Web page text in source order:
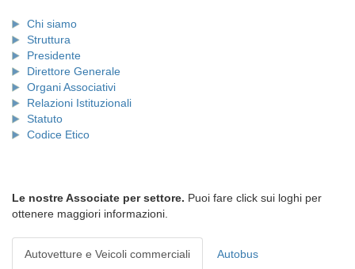
Chi siamo
Struttura
Presidente
Direttore Generale
Organi Associativi
Relazioni Istituzionali
Statuto
Codice Etico
Le nostre Associate per settore. Puoi fare click sui loghi per
ottenere maggiori informazioni.
Autovetture e Veicoli commerciali Autobus